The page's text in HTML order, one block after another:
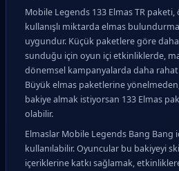
Mobile Legends 133 Elmas TR paketi,
kullanışlı miktarda elmas
uygundur. Küçük paketlere göre
sunduğu için oyun içi etkinliklerde,
dönemsel kampanyalarda daha
Büyük elmas paketlerine
bakiye almak istiyorsan 133 Elmas
olabilir.
Elmaslar Mobile Legends Bang Bang
kullanılabilir. Oyuncular bu bakiyeyi
içeriklerine katkı sağlamak,